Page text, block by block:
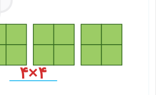
۴×۴